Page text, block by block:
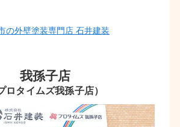
の外壁塗装専門店 石井建装
我孫子店
ロタイムズ我孫子店）